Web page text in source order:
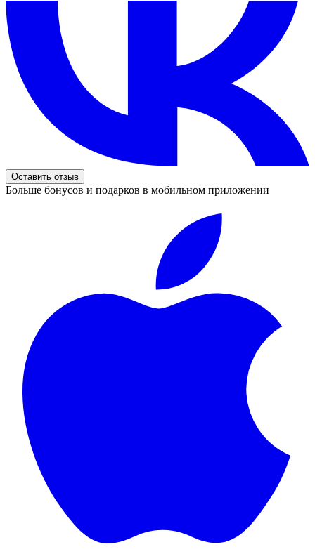
Оставить отзыв
Больше бонусов и подарков в мобильном приложении